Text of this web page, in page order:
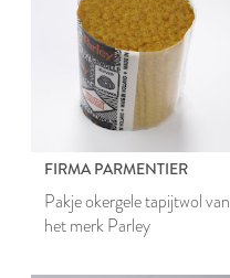
FIRMA PARMENTIER
Pakje okergele tapijtwol van
het merk Parley